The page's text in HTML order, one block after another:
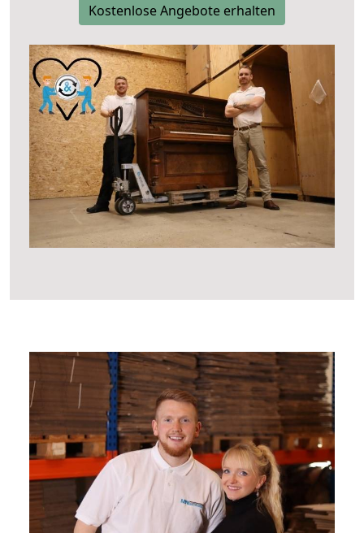
Kostenlose Angebote erhalten